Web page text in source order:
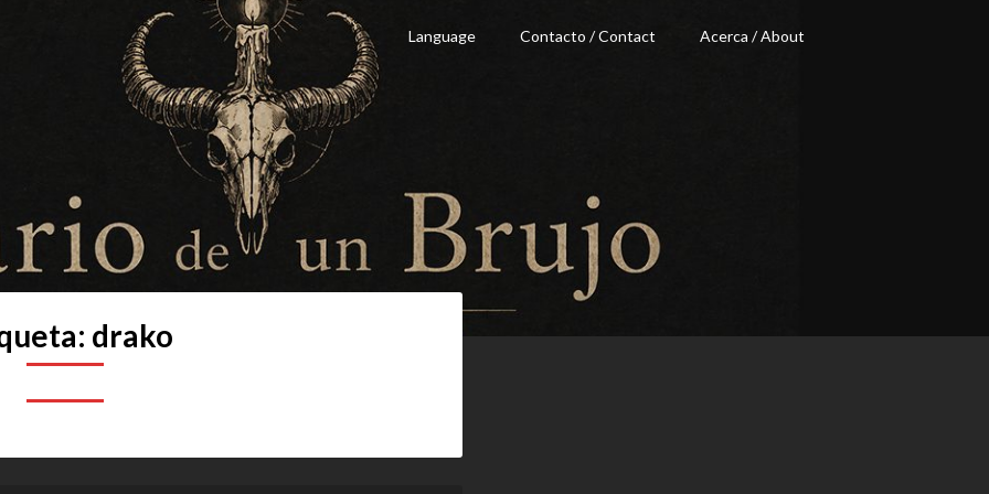
Language Contacto / Contact Acerca / About
Brujo
drako